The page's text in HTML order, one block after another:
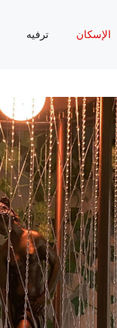
الإسكان ترفيه